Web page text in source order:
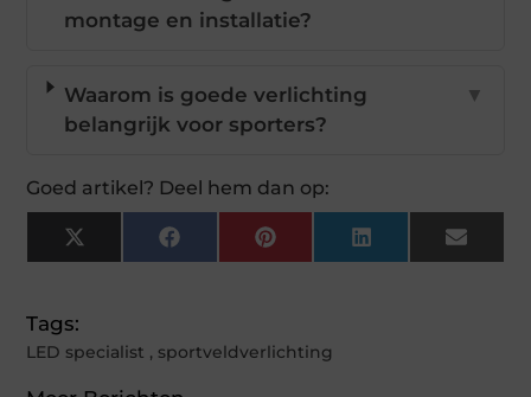
montage en installatie?
Waarom is goede verlichting
belangrijk voor sporters?
▼
Goed artikel? Deel hem dan op:
X
(Twitter)
FacebookPinterestLinkedInEmail
Tags:
LED specialist , sportveldverlichting